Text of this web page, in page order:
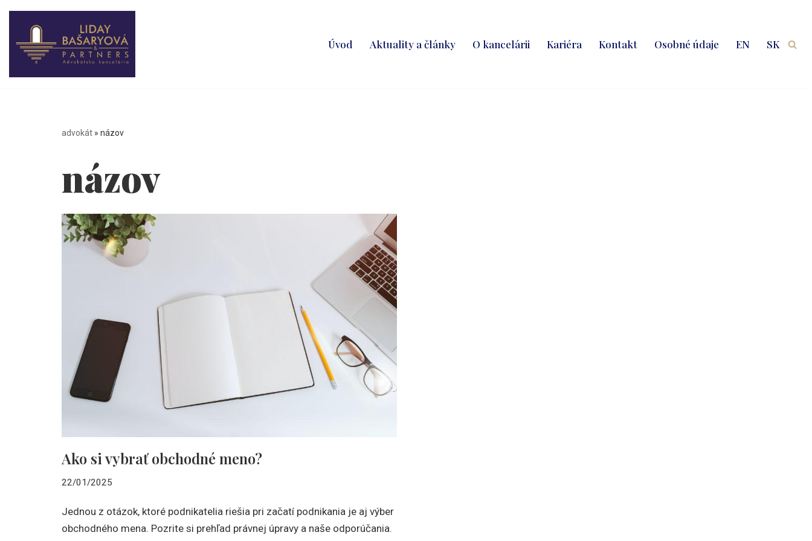
Preskočiť
Úvod Aktuality a články O kancelárii Kariéra Kontakt Osobné údaje EN SK
advokát » názov
názov
Ako si vybrať obchodné meno?
22/01/2025
Jednou z otázok, ktoré podnikatelia riešia pri začatí podnikania je aj výber
obchodného mena. Pozrite si prehľad právnej úpravy a naše odporúčania.